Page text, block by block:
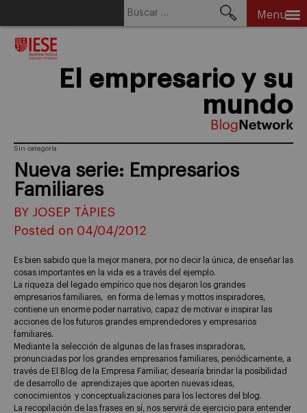
Menu
El empresario y su
mundo
Sin categoría
Nueva serie: Empresarios
Familiares
BY JOSEP TÀPIES
Posted on 04/04/2012
Es bien sabido que la mejor manera, por no decir la única, de enseñar las
cosas importantes en la vida es a través del ejemplo.
La riqueza del legado empírico que nos dejaron los grandes
empresarios familiares, en forma de lemas y mottos inspiradores,
contiene un enorme poder narrativo, capaz de motivar e inspirar las
acciones de los futuros grandes emprendedores y empresarios
familiares.
Mediante la selección de algunas de las frases inspiradoras,
pronunciadas por los grandes empresarios familiares, periódicamente, a
través de El Blog de la Empresa Familiar, desearía brindar la posibilidad
de desarrollo de aprendizajes que aporten nuevas ideas,
conocimientos y conceptualizaciones para los lectores del blog.
La recopilación de las frases en sí, nos servirá de ejercicio para entender